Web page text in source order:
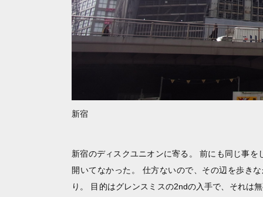
新宿
新宿のディスクユニオンに寄る。 前にも同じ事
開いてなかった。 仕方ないので、その辺を歩き
り。 目的はグレンスミスの2ndの入手で、それは